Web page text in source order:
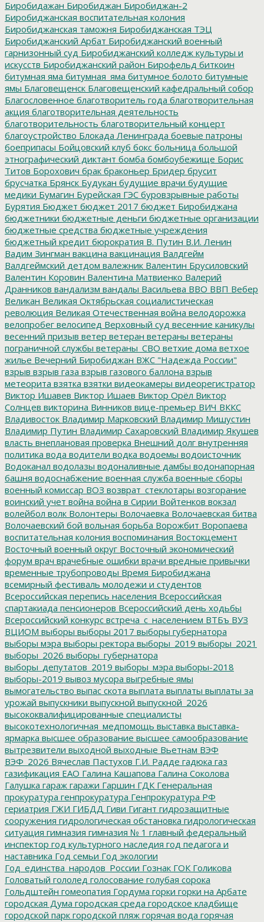
Биробидажан Биробиджан Биробиджан-2
Биробиджанская воспитательная колония
Биробиджанская таможня Биробиджанская ТЭЦ
Биробиджанский Арбат Биробиджанский военный
гарнизонный суд Биробиджанский колледж культуры и
искусств Биробиджанский район Бирофельд биткоин
битумная яма битумная_яма битумное болото битумные
ямы Благовещенск Благовещенский кафедральный собор
Благословенное благотворитель года благотворительная
акция благотворительная деятельность
благотворительность благотворительный концерт
благоустройство Блокада Ленинграда боевые патроны
боеприпасы Бойцовский клуб бокс больница большой
этнографический диктант бомба бомбоубежище Борис
Титов Борохович брак браконьер Бридер брусит
брусчатка Брянск Будукан будущие врачи будущие
медики Бумагин Бурейская ГЭС буровзрывные работы
Бурятия Бюджет бюджет 2017 бюджет Биробиджана
бюджетники бюджетные деньги бюджетные организации
бюджетные средства бюджетные учреждения
бюджетный кредит бюрократия В. Путин В.И. Ленин
Вадим Зингман вакцина вакцинация Валдгейм
Валдгеймский детдом валежник Валентин Брусиловский
Валентин Коровин Валентина Матвиенко Валерий
Дранников вандализм вандалы Васильева ВВО ВВП Вебер
Великан Великая Октябрьская социалистическая
революция Великая Отечественная война велодорожка
велопробег велосипед Верховный суд весенние каникулы
весенний призыв ветер ветеран ветераны ветераны
пограничной службы ветераны_СВО ветхие дома ветхое
жилье Вечерний Биробиджан ВЖС "Надежда России"
взрыв взрыв газа взрыв газового баллона взрыв
метеорита взятка взятки видеокамеры видеорегистратор
Виктор Ишавев Виктор Ишаев Виктор Орёл Виктор
Солнцев викторина Винников вице-премьер ВИЧ ВККС
Владивосток Владимир Марковский Владимир Мишустин
Владимир Путин Владимир Сахаровский Владимир Якушев
власть внеплановая проверка Внешний долг внутренняя
политика вода водители водка водоемы водоисточник
Водоканал водолазы водоналивные дамбы водонапорная
башня водоснабжение военная служба военные сборы
военный комиссар ВОЗ возврат_стеклотары возгорание
воинский учет война война в Сирии Войтенков вокзал
волейбол волк Волонтеры Волочаевка Волочаевская битва
Волочаевский бой вольная борьба Ворожбит Воропаева
воспитательная колония воспоминания Востокцемент
Восточный военный округ Восточный экономический
форум врач врачебные ошибки врачи вредные привычки
временные трубопроводы Время Биробиджана
всемирный фестиваль молодежи и студентов
Всероссийская перепись населения Всероссийская
спартакиада пенсионеров Всероссийский день ходьбы
Всероссийский конкурс встреча_с_населением ВТБъ ВУЗ
ВЦИОМ выборы выборы 2017 выборы губернатора
выборы мэра выборы ректора выборы_2019 выборы_2021
выборы_2026 выборы_губернатора
выборы_депутатов_2019 выборы_мэра выборы-2018
выборы-2019 вывоз мусора выгребные ямы
вымогательство выпас скота выплата выплаты выплаты за
урожай выпускники выпускной выпускной_2026
высококвалифицированные специалисты
высокотехнологичная_медпомощь выставка выставка-
ярмарка высшее образование высшее самообразование
вытрезвители выходной выходные Вьетнам ВЭФ
ВЭФ_2026 Вячеслав Пастухов Г.И. Радде гадюка газ
газификация ЕАО Галина Кашапова Галина Соколова
Галушка гараж гаражи Гаршин ГДК Генеральная
прокуратура генпрокуратура Генпрокуратура РФ
гериатрия ГЖИ ГИБДД Гиви Гигант гидрозащитные
сооружения гидрологическая обстановка гидрологическая
ситуация гимназия гимназия № 1 главный федеральный
инспектор год культурного наследия год педагога и
наставника Год семьи Год экологии
Год_единства_народов_России Гознак ГОК Голикова
Головатый гололед голосование голубая сорока
Гольдштейн гомеопатия Гордума горки горки на Арбате
городская Дума городская среда городское кладбище
городской парк городской пляж горячая вода горячая